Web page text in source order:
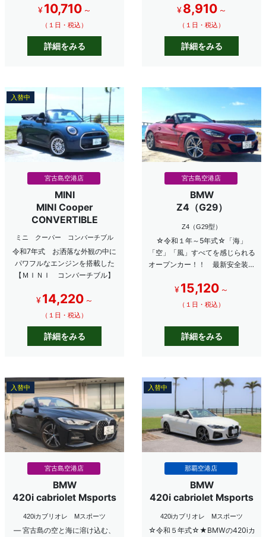
¥ 10,710 ～
（１日・税込）
詳細をみる
¥ 8,910 ～
（１日・税込）
詳細をみる
入替中
宮古島空港店
MINI
MINI Cooper
CONVERTIBLE
ミニ クーパー コンバーチブル
令和7年式 お洒落な外観の中に
パワフルなエンジンを搭載した
【ＭＩＮＩ コンバーチブル】
¥ 14,220 ～
（１日・税込）
詳細をみる
宮古島空港店
BMW
Z4（G29）
Z4（G29型）
☆令和１年～5年式☆「海」
「空」「風」すべてを感じられる
オープンカー！！ 最新安全装備
い出に♪
¥15,120 ～
（１日・税込）
詳細をみる
入替中
宮古島空港店
BMW
420i cabriolet Msports
420iカブリオレ Mスポーツ
― 宮古島の空と海に溶け込む、
入替中
那覇空港店
BMW
420i cabriolet Msports
420iカブリオレ Mスポーツ
☆令和５年式☆★BMWの420iカ